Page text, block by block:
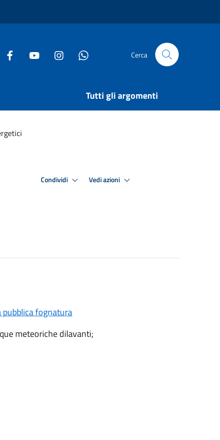
Cerca
Tutti gli argomenti
Condividi Vedi azioni
fognatura
meteoriche dilavanti;